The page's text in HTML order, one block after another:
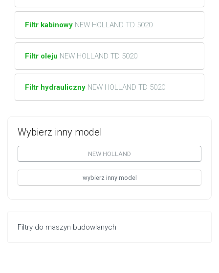
Wybierz inny model
NEW HOLLAND
wybierz inny model
Filtry do maszyn budowlanych
Filtr kabinowy NEW HOLLAND TD 5020
Filtr oleju NEW HOLLAND TD 5020
Filtr hydrauliczny NEW HOLLAND TD 5020